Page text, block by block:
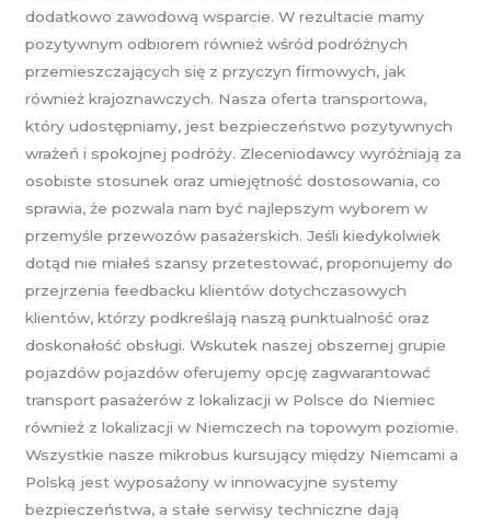
dodatkowo zawodową wsparcie. W rezultacie mamy
pozytywnym odbiorem również wśród podróżnych
przemieszczających się z przyczyn firmowych, jak
również krajoznawczych. Nasza oferta transportowa,
który udostępniamy, jest bezpieczeństwo pozytywnych
wrażeń i spokojnej podróży. Zleceniodawcy wyróżniają za
osobiste stosunek oraz umiejętność dostosowania, co
sprawia, że pozwala nam być najlepszym wyborem w
przemyśle przewozów pasażerskich. Jeśli kiedykolwiek
dotąd nie miałeś szansy przetestować, proponujemy do
przejrzenia feedbacku klientów dotychczasowych
klientów, którzy podkreślają naszą punktualność oraz
doskonałość obsługi. Wskutek naszej obszernej grupie
pojazdów pojazdów oferujemy opcję zagwarantować
transport pasażerów z lokalizacji w Polsce do Niemiec
również z lokalizacji w Niemczech na topowym poziomie.
Wszystkie nasze mikrobus kursujący między Niemcami a
Polską jest wyposażony w innowacyjne systemy
bezpieczeństwa, a stałe serwisy techniczne dają